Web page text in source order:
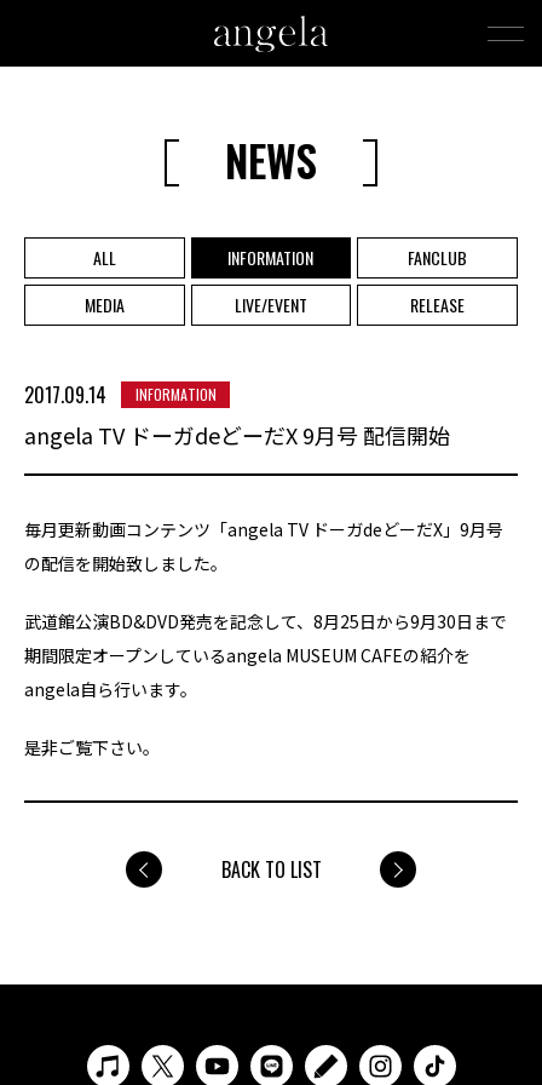
NEWS
ALL INFORMATION
FANCLUB
MEDIA
LIVE/EVENT RELEASE
2017.09.14 INFORMATION
angela TV ドーガdeどーだX 9月号 配信開始
毎月更新動画コンテンツ「angela TV ドーガdeどーだX」9月号
の配信を開始致しました。
武道館公演BD&DVD発売を記念して、8月25日から9月30日まで
期間限定オープンしているangela MUSEUM CAFEの紹介を
angela自ら行います。
是非ご覧下さい。
BACK TO LIST